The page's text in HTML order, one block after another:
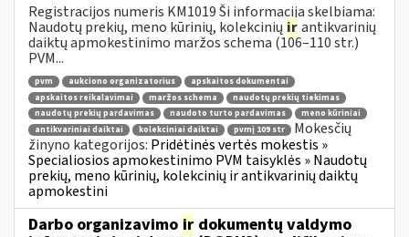
Registracijos numeris KM1019 Ši informacija skelbiama:
Naudotų prekių, meno kūrinių, kolekcinių irantikvarinių
daiktų apmokestinimo maržos schema (106–110 str.)
PVM...
pvm aukciono organizatorius
apskaitos dokumentai
apskaitos reikalavimai
maržos schema
naudotų prekių tiekimas
naudotų prekių pardavimas
naudoto turto pardavimas
meno kūriniai
antikvariniai daiktai
kolekciniai daiktai pvmį 109 str
Mokesčių
žinyno kategorijos: Pridėtinės vertės mokestis »
Specialiosios apmokestinimo PVM taisyklės » Naudotų
prekių, meno kūrinių, kolekcinių ir antikvarinių daiktų
apmokestini
Darbo organizavimo ir dokumentų valdymo